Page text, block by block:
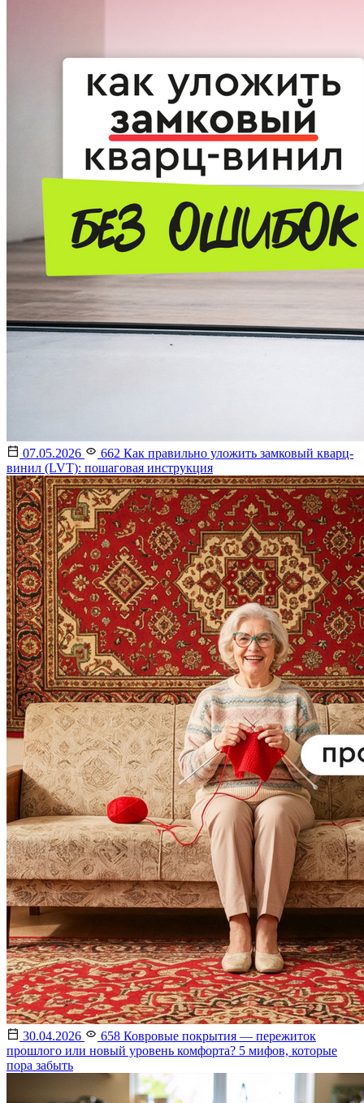
07.05.2026 662 Как правильно уложить замковый кварц-
винил (LVT): пошаговая инструкция
30.04.2026 658 Ковровые покрытия — пережиток
прошлого или новый уровень комфорта? 5 мифов, которые
пора забыть